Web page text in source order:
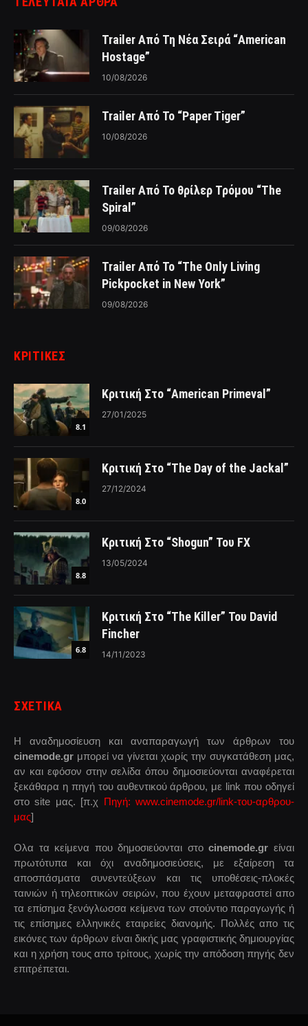
Trailer Από Τη Νέα Σειρά “American
Hostage”
10/08/2026
Trailer Από Το “Paper Tiger”
10/08/2026
Trailer Από Το θρίλερ Τρόμου “The
Spiral”
09/08/2026
Trailer Από Το “The Only Living
Pickpocket in New York”
09/08/2026
ΚΡΙΤΙΚΈΣ
8.1
Κριτική Στο “American Primeval”
27/01/2025
8.0
Κριτική Στο “The Day of the Jackal”
27/12/2024
8.8
Κριτική Στο “Shogun” Του FX
13/05/2024
6.8
Κριτική Στο “The Killer” Του David
Fincher
14/11/2023
ΣΧΕΤΙΚΑ
Η αναδημοσίευση και αναπαραγωγή των άρθρων του
cinemode.gr μπορεί να γίνεται χωρίς την συγκατάθεση μας,
αν και εφόσον στην σελίδα όπου δημοσιεύονται αναφέρεται
ξεκάθαρα η πηγή του αυθεντικού άρθρου, με link που οδηγεί
στο site μας. [π.χ Πηγή: www.cinemode.gr/link-του-αρθρου-
μας]
Ολα τα κείμενα που δημοσιεύονται στοcinemode.gr είναι
πρωτότυπα και όχι αναδημοσιεύσεις, με εξαίρεση τα
αποσπάσματα συνεντεύξεων και τις υποθέσεις-πλοκές
ταινιών ή τηλεοπτικών σειρών, που έχουν μεταφραστεί απο
τα επίσημα ξενόγλωσσα κείμενα των στούντιο παραγωγής ή
τις επίσημες ελληνικές εταιρείες διανομής. Πολλές απο τις
εικόνες των άρθρων είναι δικής μας γραφιστικής δημιουργίας
και η χρήση τους απο τρίτους, χωρίς την απόδοση πηγής δεν
επιτρέπεται.